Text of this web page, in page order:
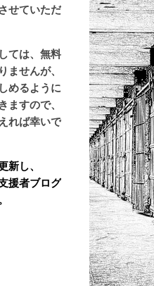
せていただ
ては、無料
せんが、
めるように
ますので、
れば幸いで
新し、
援者ブログ